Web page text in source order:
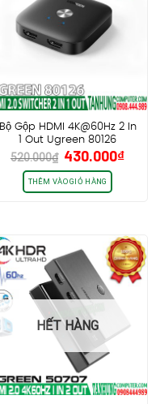
Bộ Gộp HDMI 4K@60Hz 2 In
1 Out Ugreen 80126
520.000₫ Giá
gốc
là:
520.000₫.
430.000₫Giá
THÊM VÀO GIỎ HÀNG
HẾT HÀNG